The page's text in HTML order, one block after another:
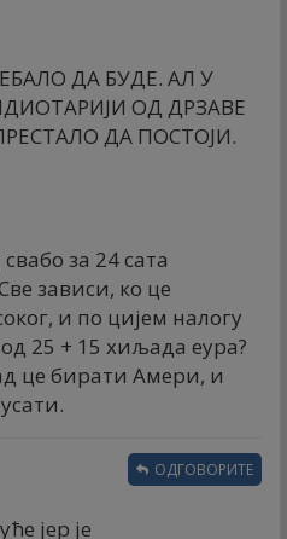
ДА БУДЕ. АЛ У
ОД ДРЗАВЕ
ДА ПОСТОЈИ.
за 24 сата
зависи, ко це
и по цијем налогу
25 + 15 хиљада еура?
це бирати Амери, и
јер је
ОДГОВОРИТЕ